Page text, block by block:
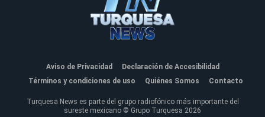
Aviso de Privacidad
Declaración de Accesibilidad
Términos y condiciones de uso
Quiénes Somos Contacto
Turquesa News es parte del grupo radiofónico más importante del
sureste mexicano © Grupo Turquesa 2026